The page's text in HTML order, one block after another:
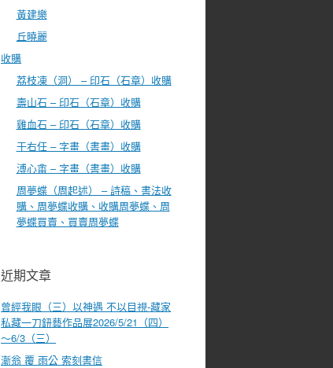
黃建樂
丘曉麗
收購
荔枝凍（洞） – 印石（石章）收購
壽山石 – 印石（石章）收購
雞血石 – 印石（石章）收購
于右任 – 字畫（書畫）收購
溥心畬 – 字畫（書畫）收購
周夢蝶（周起述） – 詩稿、書法收
購、周夢蝶收購、收購周夢蝶、周
夢蝶買賣、買賣周夢蝶
近期文章
曾經我眼（三）以神遇 不以目視-藏家
私藏一刀鈕藝作品展2026/5/21（四）
～6/3（三）
漸翁 覆 雨公 索刻書信